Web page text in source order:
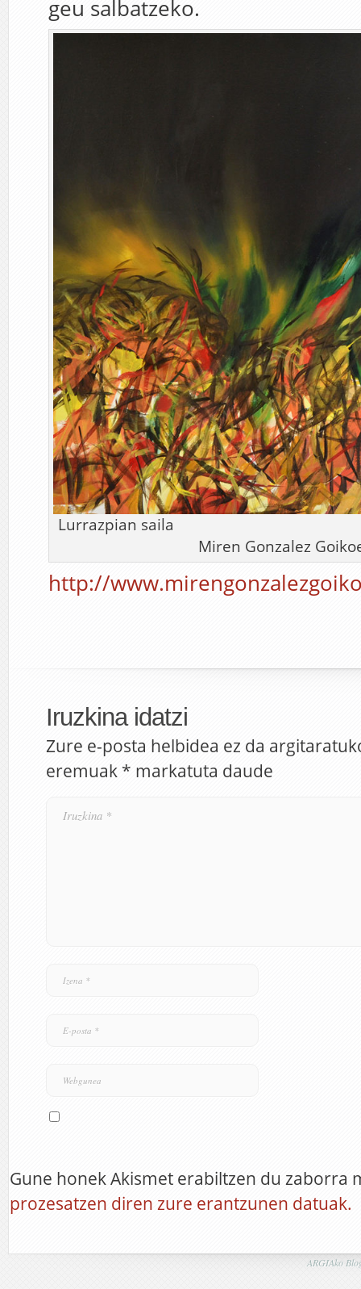
geu salbatzeko.
Miren Gonzalez
http://
Iruzkina idatzi
Zure e-posta helbidea ez da
eremuak * markatuta daude
Gune honek Akismet erabiltzen du zaborra
prozesatzen diren zure erantzunen datuak.
ARGIAko